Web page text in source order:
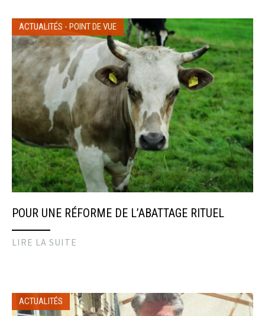
ACTUALITÉS - POINT DE VUE
POUR UNE RÉFORME DE L’ABATTAGE RITUEL
LIRE LA SUITE
ACTUALITÉS